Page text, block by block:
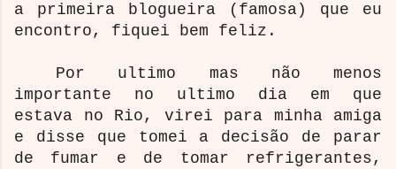
a primeira blogueira (famosa) que eu
encontro, fiquei bem feliz.
Por ultimo mas não menos
importante no ultimo dia em que
estava no Rio, virei para minha amiga
e disse que tomei a decisão de parar
de fumar e de tomar refrigerantes,